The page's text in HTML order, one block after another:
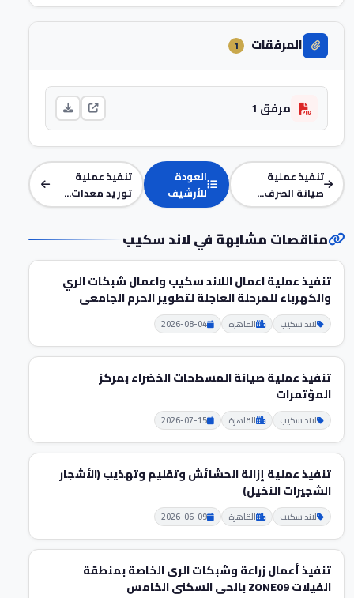
المرفقات 1
مرفق 1
تنفيذ عملية
صيانة الصرف...
العودة
للأرشيف
تنفيذ عملية
توريد معدات...
مناقصات مشابهة في لاند سكيب
تنفيذ عملية اعمال اللاند سكيب واعمال شبكات الري
والكهرباء للمرحلة العاجلة لتطوير الحرم الجامعى
لاند سكيب القاهرة 2026-08-04
تنفيذ عملية صيانة المسطحات الخضراء بمركز
المؤتمرات
لاند سكيب القاهرة 2026-07-15
تنفيذ عملية إزالة الحشائش وتقليم وتهذيب (الأشجار
الشجيرات النخيل)
لاند سكيب القاهرة 2026-06-09
تنفيذ أعمال زراعة وشبكات الرى الخاصة بمنطقة
الفيلات ZONE09 بالحى السكنى الخامس